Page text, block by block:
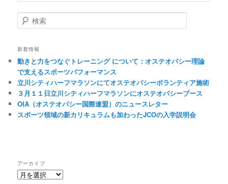
ナ
ビ
ゲ
シ
ョ
ン
検
索
新着情報
動きと力をつなぐトレーニング について：オステオパシー理論
で支えるスポーツパフォーマンス
立川シティハーフマラソンにてオステオパシーボランティア施術
３月１１日立川シティハーフマラソンにオステオパシーブース
OIA（オステオパシー国際連盟）のニュースレター
スポーツ領域の新カリキュラムも加わったJCOの入学説明会
アーカイブ
ア